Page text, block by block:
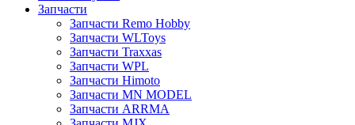
Запчасти
Запчасти Remo Hobby
Запчасти WLToys
Запчасти Traxxas
Запчасти WPL
Запчасти Himoto
Запчасти MN MODEL
Запчасти ARRMA